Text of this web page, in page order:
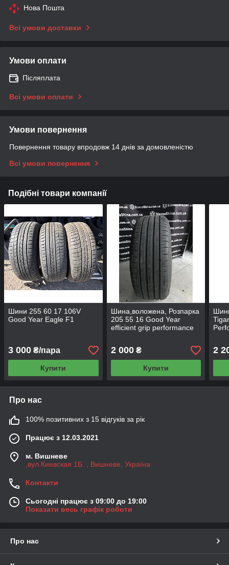
Нова Пошта
Всі умови доставки
Умови оплати
Післяплата
Всі умови оплати
Умови повернення
Повернення товару впродовж 14 днів за домовленістю
Всі умови повернення
Подібні товари компанії
Шини 255 60 17 106V
Good Year Eagle F1
3 000 ₴/пара
Купити
Шина,воложена, Розпарка
205 55 16 Good Year
efficient grip performance
2 000₴
Купити
2
Про нас
100% позитивних з 15 відгуків за рік
Працює з 12.03.2021
м. Вишневе
,вул.Киевская 1Б. , Вишневе, Україна
Контакти
Сьогодні працює з 09:00 до 19:00
Показати весь графік роботи
Про нас